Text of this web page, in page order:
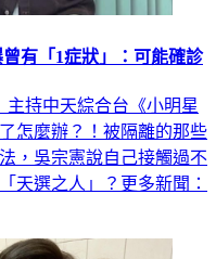
有「1症狀」：可能確診
主持中天綜合台《小明星
怎麼辦？！被隔離的那些
，吳宗憲說自己接觸過不
天選之人」？更多新聞：